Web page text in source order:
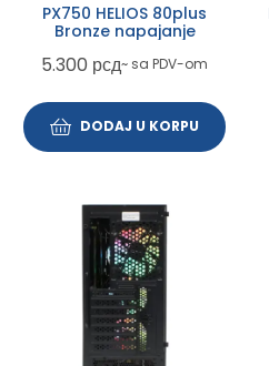
PX750 HELIOS 80plus
Bronze napajanje
5.300 рсд~ sa PDV-om
DODAJ U KORPU